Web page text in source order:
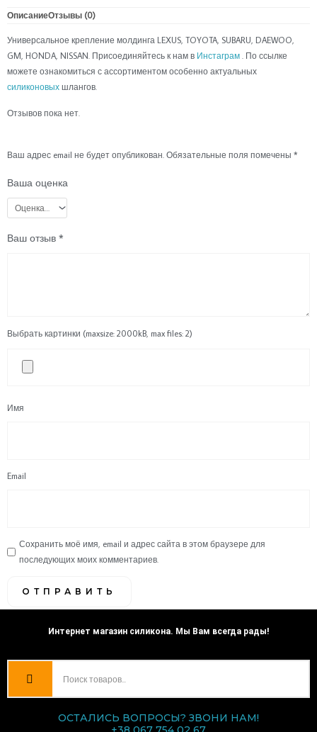
ОписаниеОтзывы (0)
Универсальное крепление молдинга LEXUS, TOYOTA, SUBARU, DAEWOO,
GM, HONDA, NISSAN. Присоединяйтесь к нам в Инстаграм . По ссылке
можете ознакомиться с ассортиментом особенно актуальных
силиконовых шлангов.
Отзывов пока нет.
Ваш адрес email не будет опубликован. Обязательные поля помечены *
Ваша оценка
Ваш отзыв *
Выбрать картинки (maxsize: 2000kB, max files: 2)
Имя
Email
Сохранить моё имя, email и адрес сайта в этом браузере для
последующих моих комментариев.
Интернет магазин силикона. Мы Вам всегда рады!
ОСТАЛИСЬ ВОПРОСЫ? ЗВОНИ НАМ!